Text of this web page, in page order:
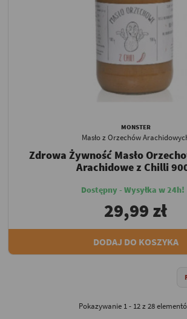
MONSTER
Masło z Orzechów
Zdrowa Żywność Masło
Arachidowe z Chilli
Dostępny - Wysyłka w 24h!
29,99 zł
DODAJ DO KOSZYKA
Pokazywanie 1 - 12 z 28